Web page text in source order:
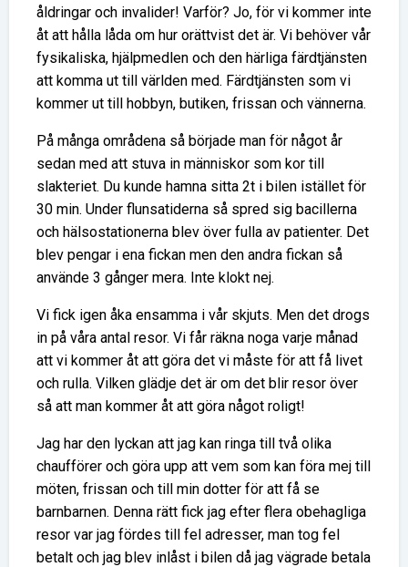
åldringar och invalider! Varför? Jo, för vi kommer inte
åt att hålla låda om hur orättvist det är. Vi behöver vår
fysikaliska, hjälpmedlen och den härliga färdtjänsten
att komma ut till världen med. Färdtjänsten som vi
kommer ut till hobbyn, butiken, frissan och vännerna.
På många områdena så började man för något år
sedan med att stuva in människor som kor till
slakteriet. Du kunde hamna sitta 2t i bilen istället för
30 min. Under flunsatiderna så spred sig bacillerna
och hälsostationerna blev över fulla av patienter. Det
blev pengar i ena fickan men den andra fickan så
använde 3 gånger mera. Inte klokt nej.
Vi fick igen åka ensamma i vår skjuts. Men det drogs
in på våra antal resor. Vi får räkna noga varje månad
att vi kommer åt att göra det vi måste för att få livet
och rulla. Vilken glädje det är om det blir resor över
så att man kommer åt att göra något roligt!
Jag har den lyckan att jag kan ringa till två olika
chaufförer och göra upp att vem som kan föra mej till
möten, frissan och till min dotter för att få se
barnbarnen. Denna rätt fick jag efter flera obehagliga
resor var jag fördes till fel adresser, man tog fel
betalt och jag blev inlåst i bilen då jag vägrade betala